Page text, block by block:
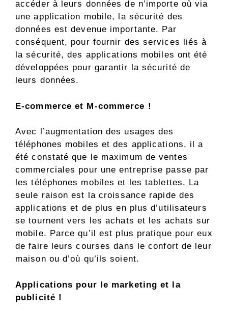
accéder à leurs données de n’importe où via
une application mobile, la sécurité des
données est devenue importante. Par
conséquent, pour fournir des services liés à
la sécurité, des applications mobiles ont été
développées pour garantir la sécurité de
leurs données.
E-commerce et M-commerce !
Avec l’augmentation des usages des
téléphones mobiles et des applications, il a
été constaté que le maximum de ventes
commerciales pour une entreprise passe par
les téléphones mobiles et les tablettes. La
seule raison est la croissance rapide des
applications et de plus en plus d’utilisateurs
se tournent vers les achats et les achats sur
mobile. Parce qu’il est plus pratique pour eux
de faire leurs courses dans le confort de leur
maison ou d’où qu’ils soient.
Applications pour le marketing et la
publicité !